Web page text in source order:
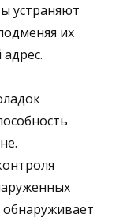
устраняют
их